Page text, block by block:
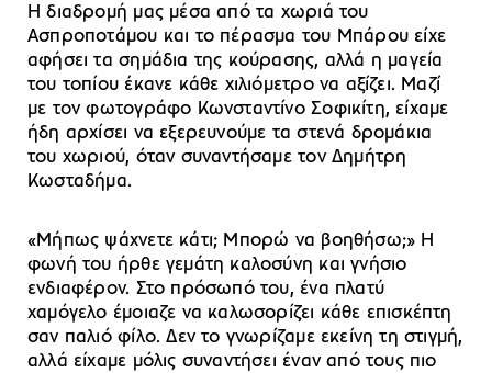
Η διαδρομή μας μέσα από τα χωριά του
Ασπροποτάμου και το πέρασμα του Μπάρου είχε
αφήσει τα σημάδια της κούρασης, αλλά η μαγεία
του τοπίου έκανε κάθε χιλιόμετρο να αξίζει. Μαζί
με τον φωτογράφο Κωνσταντίνο Σοφικίτη, είχαμε
ήδη αρχίσει να εξερευνούμε τα στενά δρομάκια
του χωριού, όταν συναντήσαμε τον Δημήτρη
Κωσταδήμα.
«Μήπως ψάχνετε κάτι; Μπορώ να βοηθήσω;» Η
φωνή του ήρθε γεμάτη καλοσύνη και γνήσιο
ενδιαφέρον. Στο πρόσωπό του, ένα πλατύ
χαμόγελο έμοιαζε να καλωσορίζει κάθε επισκέπτη
σαν παλιό φίλο. Δεν το γνωρίζαμε εκείνη τη στιγμή,
αλλά είχαμε μόλις συναντήσει έναν από τους πιο